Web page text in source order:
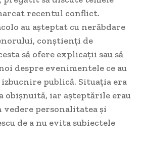
recentul conflict.
au așteptat cu nerăbdare
conștienți de
să ofere explicații sau să
despre evenimentele ce au
izbucnire publică. Situația era
obișnuită, iar așteptările erau
personalitatea și
de a nu evita subiectele